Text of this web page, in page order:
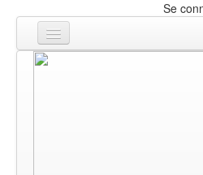
Se
Accueil